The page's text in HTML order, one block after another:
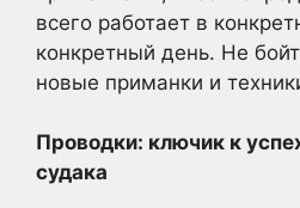
всего работает в
конкретный день. Не
новые приманки и
Проводки: ключик к
судака